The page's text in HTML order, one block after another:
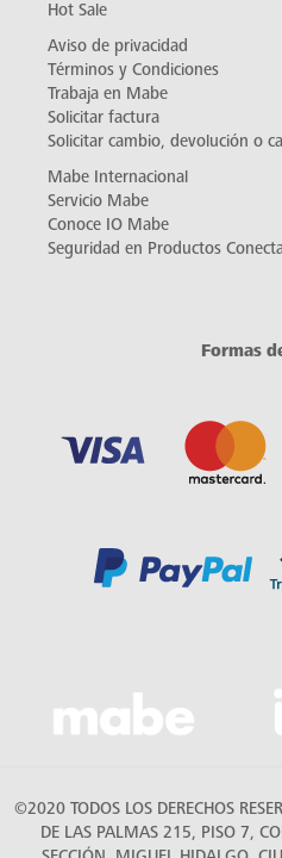
Hot Sale
Aviso de privacidad
Términos y Condiciones
Trabaja en Mabe
Solicitar factura
Solicitar cambio, devolución o
Mabe Internacional
Servicio Mabe
Conoce IO Mabe
Seguridad en Productos
Formas
©2020 TODOS LOS DERECHOS
DE LAS PALMAS 215, PISO 7,